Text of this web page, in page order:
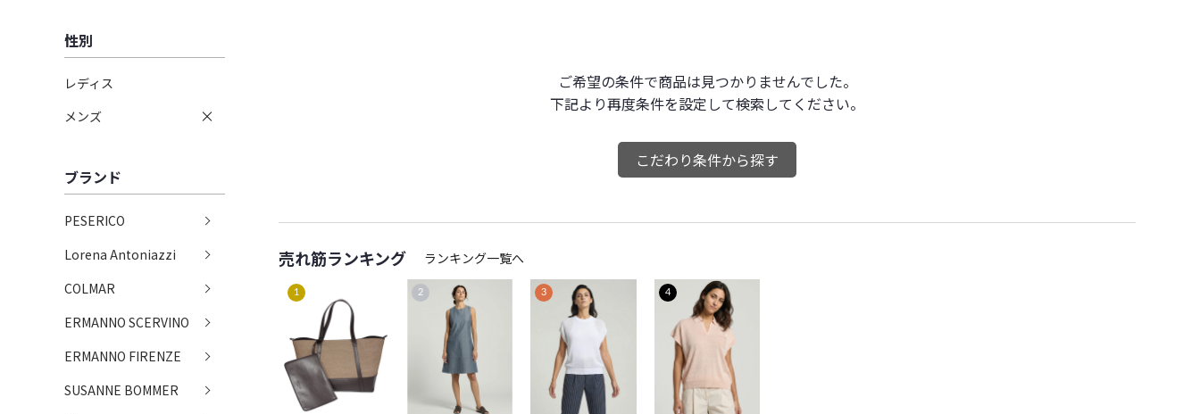
性別
レディス
メンズ
ブランド
PESERICO
Lorena Antoniazzi
COLMAR
ERMANNO SCERVINO
ERMANNO FIRENZE
SUSANNE BOMMER
ご希望の条件で商品は見つかりませんでした。
下記より再度条件を設定して検索してください。
こだわり条件から探す
売れ筋ランキング ランキング一覧へ
1 2 3 4